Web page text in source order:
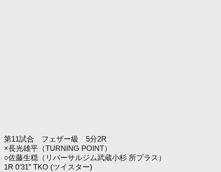
第11試合 フェザー級 5分2R
×長光雄平（TURNING POINT）
○佐藤生穏（リバーサルジム武蔵小杉 所プラス）
1R 0’31” TKO (ツイスター)